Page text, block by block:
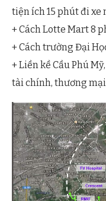
tiện ích 15 phút đi xe
+ Cách Lotte Mart 8
+ Cách trường Đại
+ Liền kề Cầu Phú
tài chính, thương